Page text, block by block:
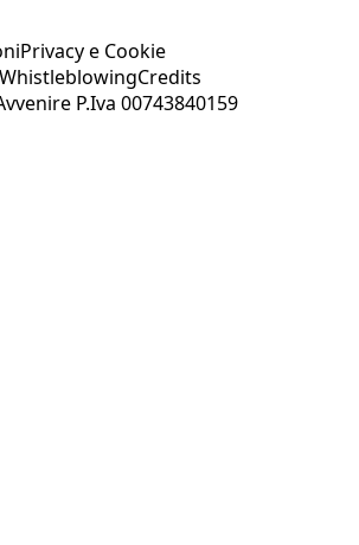
Privacy e Cookie
WhistleblowingCredits
P.Iva 00743840159